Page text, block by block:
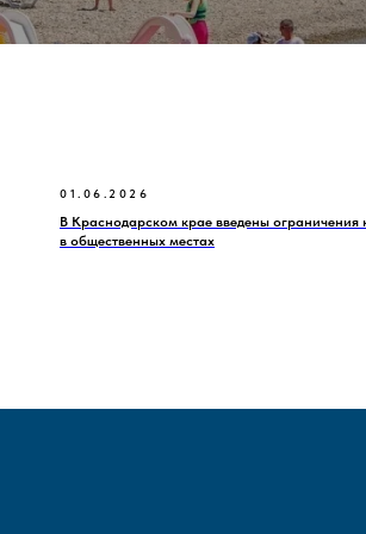
01.06.2026
В Краснодарском крае введены ограничения
в общественных местах